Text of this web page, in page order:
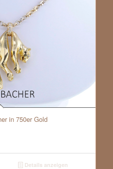
in 750er Gold
Details anzeigen